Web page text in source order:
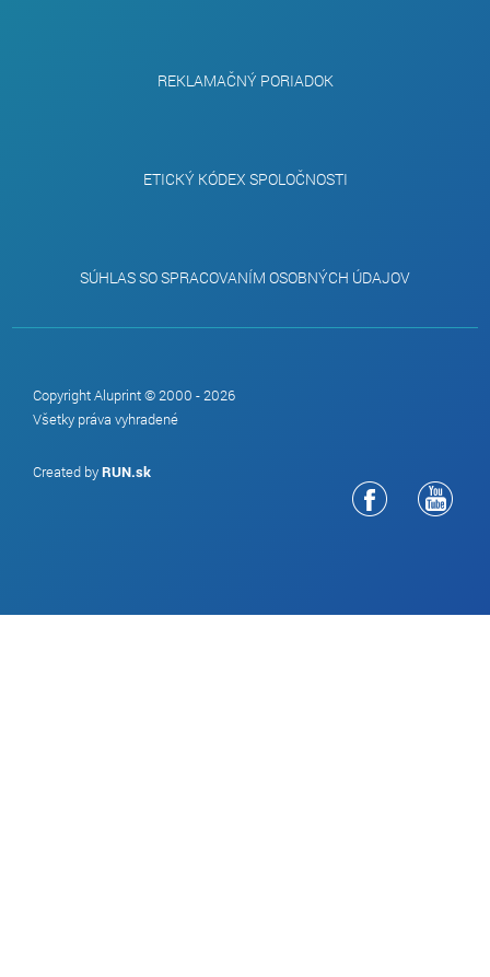
REKLAMAČNÝ PORIADOK
ETICKÝ KÓDEX SPOLOČNOSTI
SÚHLAS SO SPRACOVANÍM OSOBNÝCH ÚDAJOV
Copyright Aluprint © 2000 - 2026
Všetky práva vyhradené
Created byRUN.sk